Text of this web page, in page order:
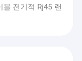
블 전기적 Rj45 랜